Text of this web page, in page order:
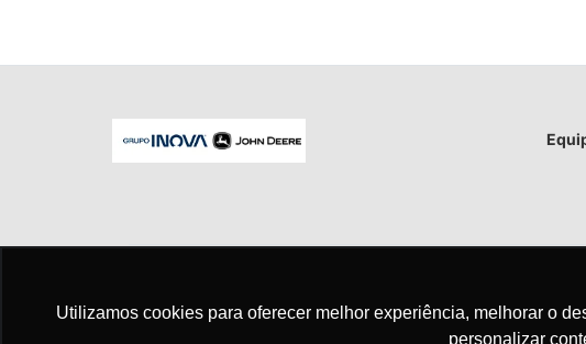
Utilizamos cookies para oferecer melhor experiência, melhorar o
personalizar
Para otimizar sua experiência durante a navegação,